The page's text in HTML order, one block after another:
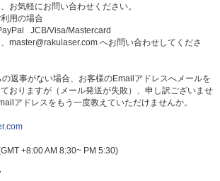
お気軽にお問い合わせください。
用の場合
JCB/Visa/Mastercard
master@rakulaser.com へお問い合わせしてくださ
返事がない場合、お客様のEmailアドレスへメールを
おりますが（メール発送が失敗）、申し訳ございませ
アドレスをもう一度教えていただけませんか。
+8:00 AM 8:30~ PM 5:30)